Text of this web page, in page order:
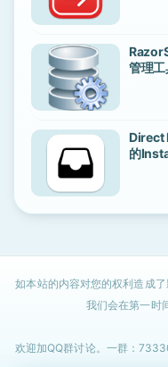
管理工
Direct
的
如本站的内容对您的权利造成
我们会在第一时
欢迎加QQ群讨论。一群：